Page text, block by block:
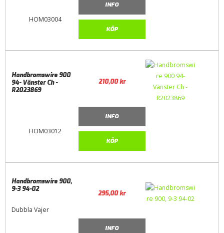
HOM03004
INFO
KÖP
HOM03012
Handbromswire 900
94- Vänster Ch -
R2023869
210,00kr
INFO
KÖP
Handbromswire 900,
9-3 94-02
Dubbla Vajer
295,00kr
INFO